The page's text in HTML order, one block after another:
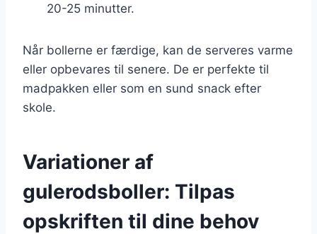
20-25 minutter.
Når bollerne er færdige, kan de serveres varme
eller opbevares til senere. De er perfekte til
madpakken eller som en sund snack efter
skole.
Variationer af
gulerodsboller: Tilpas
opskriften til dine behov